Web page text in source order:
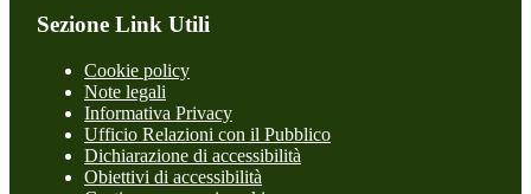
Sezione Link Utili
Cookie policy
Note legali
Informativa Privacy
Ufficio Relazioni con il Pubblico
Dichiarazione di accessibilità
Obiettivi di accessibilità